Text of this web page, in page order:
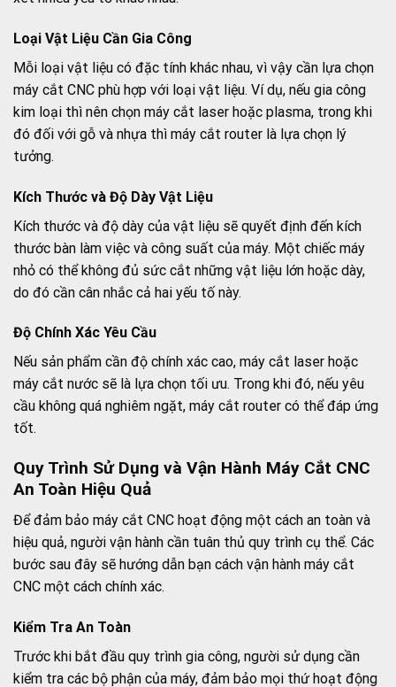
Loại Vật Liệu Cần Gia Công
Mỗi loại vật liệu có đặc tính khác nhau, vì vậy cần lựa chọn
máy cắt CNC phù hợp với loại vật liệu. Ví dụ, nếu gia công
kim loại thì nên chọn máy cắt laser hoặc plasma, trong khi
đó đối với gỗ và nhựa thì máy cắt router là lựa chọn lý
tưởng.
Kích Thước và Độ Dày Vật Liệu
Kích thước và độ dày của vật liệu sẽ quyết định đến kích
thước bàn làm việc và công suất của máy. Một chiếc máy
nhỏ có thể không đủ sức cắt những vật liệu lớn hoặc dày,
do đó cần cân nhắc cả hai yếu tố này.
Độ Chính Xác Yêu Cầu
Nếu sản phẩm cần độ chính xác cao, máy cắt laser hoặc
máy cắt nước sẽ là lựa chọn tối ưu. Trong khi đó, nếu yêu
cầu không quá nghiêm ngặt, máy cắt router có thể đáp ứng
tốt.
Quy Trình Sử Dụng và Vận Hành Máy Cắt CNC
An Toàn Hiệu Quả
Để đảm bảo máy cắt CNC hoạt động một cách an toàn và
hiệu quả, người vận hành cần tuân thủ quy trình cụ thể. Các
bước sau đây sẽ hướng dẫn bạn cách vận hành máy cắt
CNC một cách chính xác.
Kiểm Tra An Toàn
Trước khi bắt đầu quy trình gia công, người sử dụng cần
kiểm tra các bộ phận của máy, đảm bảo mọi thứ hoạt động